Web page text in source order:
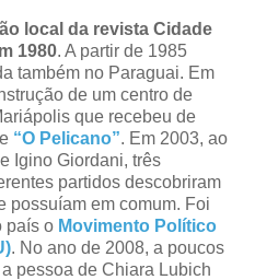
local da revista Cidade
1980. A partir de 1985
também no Paraguai. Em
de um centro de
que recebeu de
“O Pelicano”. Em 2003, ao
Igino Giordani, três
partidos descobriram
possuíam em comum. Foi
país o Movimento Político
. No ano de 2008, a poucos
pessoa de Chiara Lubich